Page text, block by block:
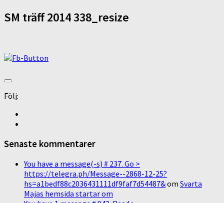
SM träff 2014 338_resize
Följ:
Senaste kommentarer
You have a message(-s) # 237. Go >
https://telegra.ph/Message--2868-12-25?
hs=a1bedf88c2036431111df9faf7d54487&om Svarta
Majas hemsida startar om